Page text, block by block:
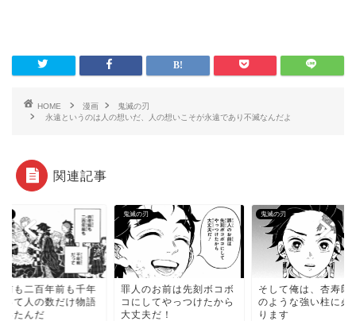
HOME 漫画
鬼滅の刃
永遠というのは人の想いだ、人の想いこそが永遠であり不滅なんだよ
関連記事
前も二百年前も千年
って人の数だけ物語
ったんだ
鬼滅の刃
罪人のお前は先刻ボコボ
コにしてやっつけたから
大丈夫だ！
鬼滅の刃
そして俺は、杏寿郎
のような強い柱に必
ります